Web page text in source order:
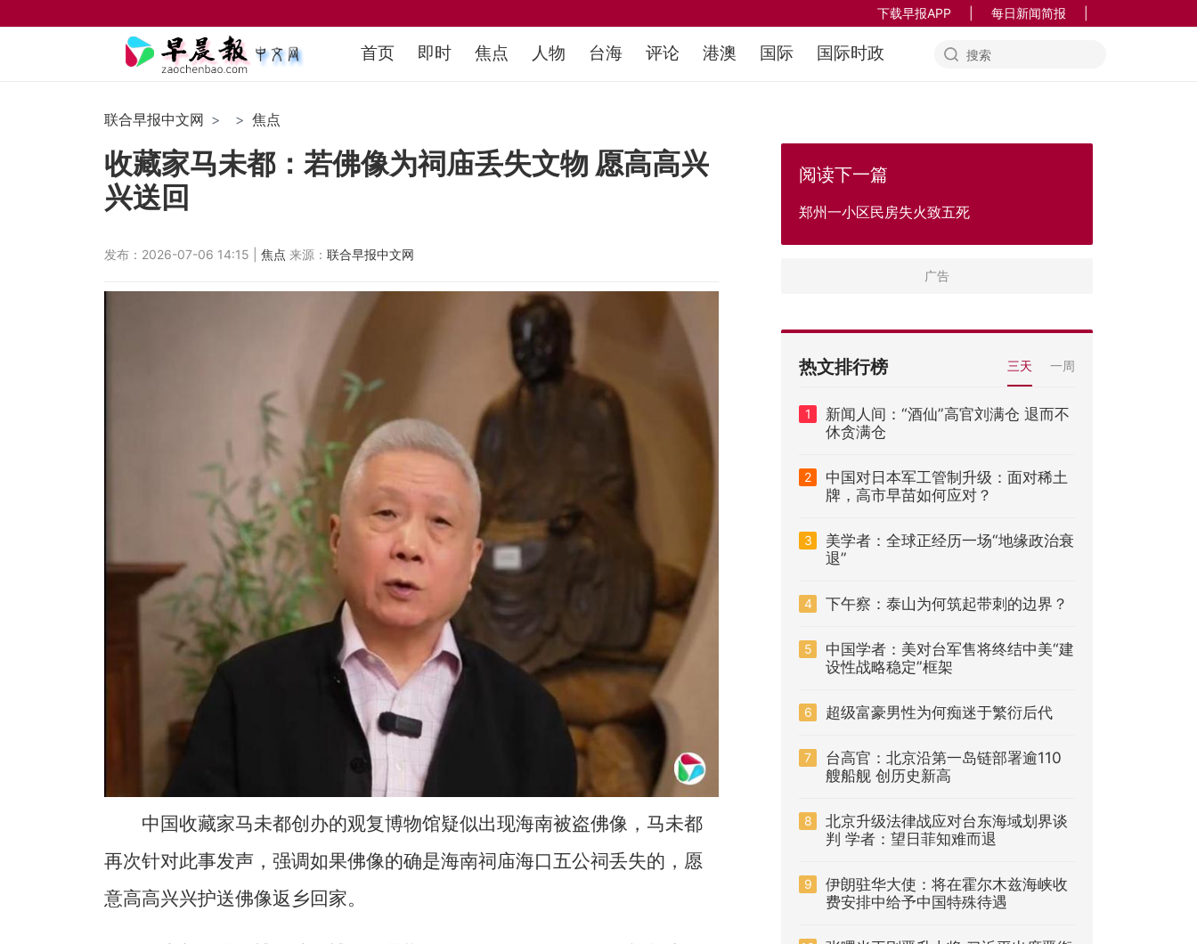
下载早报APP 每日新闻简报
首页 即时 焦点 人物 台海 评论 港澳 国际 国际时政
联合早报中文网 焦点
收藏家马未都：若佛像为祠庙丢失文物 愿高高兴
兴送回
发布：2026-07-06 14:15 | 焦点 来源： 联合早报中文网
中国收藏家马未都创办的观复博物馆疑似出现海南被盗佛像，马未都
再次针对此事发声，强调如果佛像的确是海南祠庙海口五公祠丢失的，愿
意高高兴兴护送佛像返乡回家。
阅读下一篇
郑州一小区民房失火致五死
热文排行榜 三天 一周
1
新闻人间：“酒仙”高官刘满仓 退而不
休贪满仓
2
中国对日本军工管制升级：面对稀土
牌，高市早苗如何应对？
3
美学者：全球正经历一场“地缘政治衰
退”
4 下午察：泰山为何筑起带刺的边界？
5
中国学者：美对台军售将终结中美“建
设性战略稳定”框架
6 超级富豪男性为何痴迷于繁衍后代
7
台高官：北京沿第一岛链部署逾110
艘船舰 创历史新高
8
北京升级法律战应对台东海域划界谈
判 学者：望日菲知难而退
9
伊朗驻华大使：将在霍尔木兹海峡收
费安排中给予中国特殊待遇